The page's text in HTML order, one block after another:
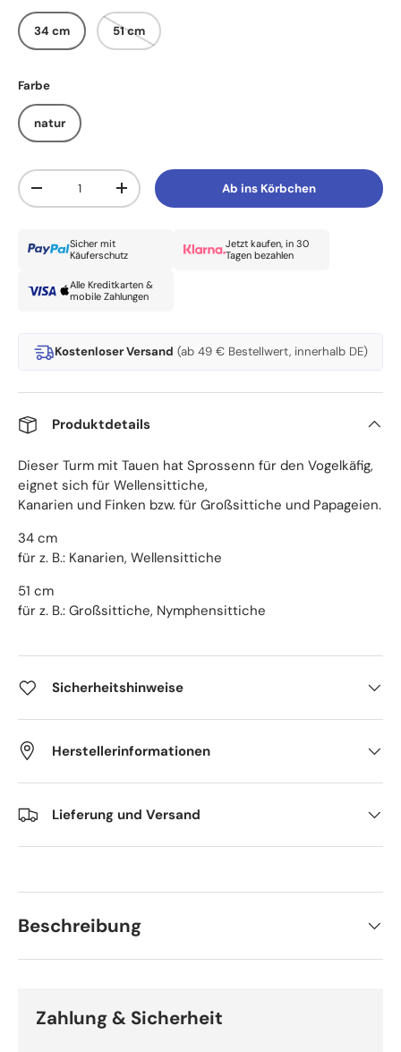
34 cm 51 cm
Farbe
natur
Anzahl
Menge verringernMenge erhöhen Ab ins Körbchen
Sicher mit
Käuferschutz
Jetzt kaufen, in 30
Tagen bezahlen
Alle Kreditkarten &
mobile Zahlungen
Kostenloser Versand (ab 49 € Bestellwert, innerhalb DE)
Produktdetails
Dieser Turm mit Tauen hat Sprossenn für den Vogelkäfig,
eignet sich für Wellensittiche,
Kanarien und Finken bzw. für Großsittiche und Papageien.
34 cm
für z. B.: Kanarien, Wellensittiche
51 cm
für z. B.: Großsittiche, Nymphensittiche
Sicherheitshinweise
Herstellerinformationen
Lieferung und Versand
Beschreibung
Zahlung & Sicherheit